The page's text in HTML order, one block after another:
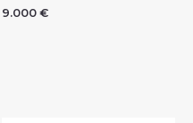
9.000 €